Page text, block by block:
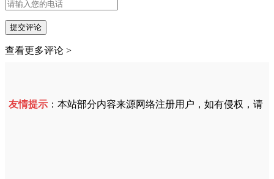
提交评论
查看更多评论 >
友情提示：本站部分内容来源网络注册用户，如有侵权，请